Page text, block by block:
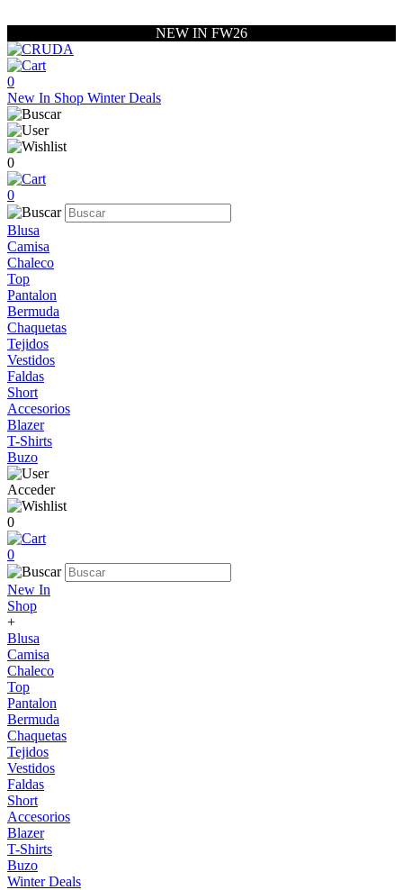
NEW IN FW26
0
New In Shop Winter Deals
0
0
Blusa
Camisa
Chaleco
Top
Pantalon
Bermuda
Chaquetas
Tejidos
Vestidos
Faldas
Short
Accesorios
Blazer
T-Shirts
Buzo
Acceder
0
0
New In
Shop
+
Blusa
Camisa
Chaleco
Top
Pantalon
Bermuda
Chaquetas
Tejidos
Vestidos
Faldas
Short
Accesorios
Blazer
T-Shirts
Buzo
Winter Deals